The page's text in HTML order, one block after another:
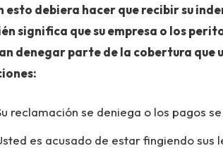
esto debiera hacer que recibir su
significa que su empresa o los
denegar parte de la cobertura que
reclamación se deniega o los pagos
es acusado de estar fingiendo sus